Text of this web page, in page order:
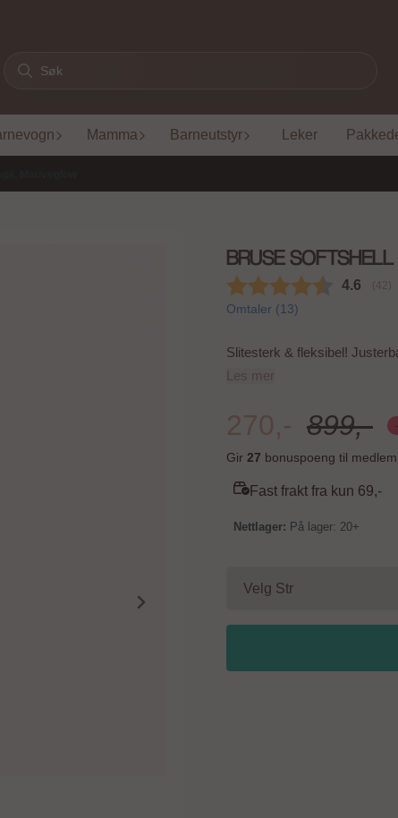
Mamma Barneutstyr Leker
BRUSE
4.6
Omtaler (13)
Slitesterk & fleksibel!
Les mer
270,- 899,-
Gir 27 bonuspoeng til
Fast frakt fra kun 69,-
På lager: 20+